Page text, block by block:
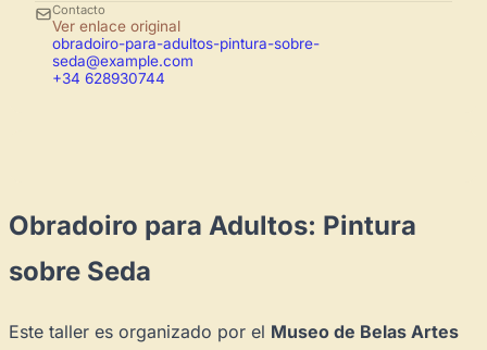
Contacto
Ver enlace original
obradoiro-para-adultos-pintura-sobre-
seda@example.com
+34 628930744
Obradoiro para Adultos: Pintura
sobre Seda
Este taller es organizado por el Museo de Belas Artes